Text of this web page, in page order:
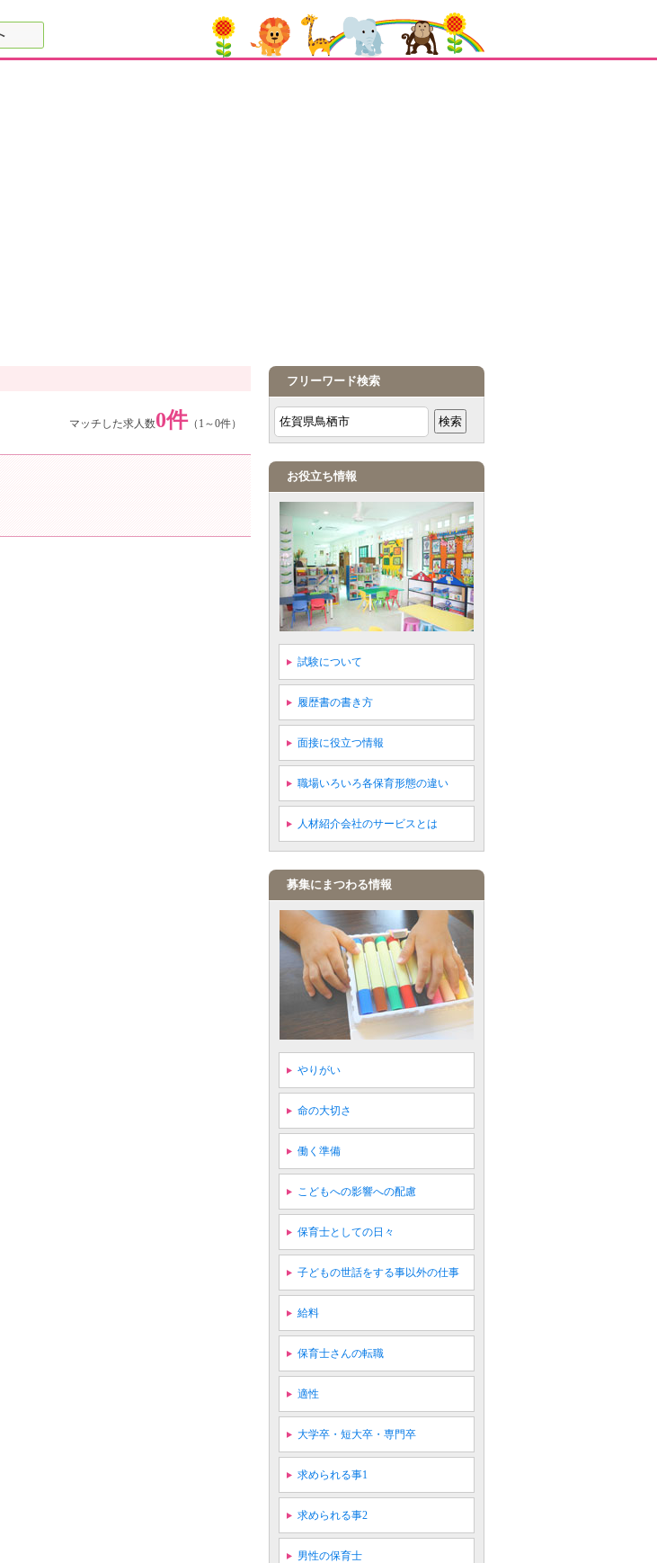
マッチした求人数0件（1～0件）
フリーワード検索
お役立ち情報
試験について
履歴書の書き方
面接に役立つ情報
職場いろいろ各保育形態の違い
人材紹介会社のサービスとは
募集にまつわる情報
やりがい
命の大切さ
働く準備
こどもへの影響への配慮
保育士としての日々
子どもの世話をする事以外の仕事
給料
保育士さんの転職
適性
大学卒・短大卒・専門卒
求められる事1
求められる事2
男性の保育士